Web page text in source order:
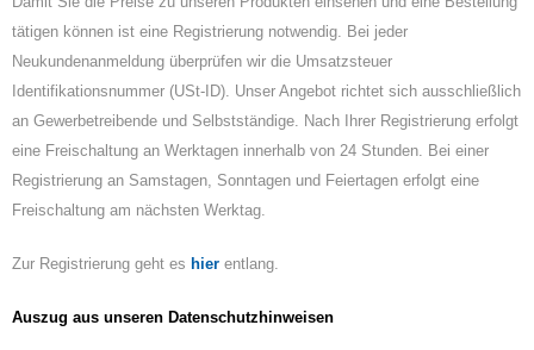
tätigen können ist eine Registrierung notwendig. Bei jeder
Neukundenanmeldung überprüfen wir die Umsatzsteuer
Identifikationsnummer (USt-ID). Unser Angebot richtet sich ausschließlich
an Gewerbetreibende und Selbstständige. Nach Ihrer Registrierung erfolgt
eine Freischaltung an Werktagen innerhalb von 24 Stunden. Bei einer
Registrierung an Samstagen, Sonntagen und Feiertagen erfolgt eine
Freischaltung am nächsten Werktag.
Zur Registrierung geht es hier entlang.
Auszug aus unseren Datenschutzhinweisen